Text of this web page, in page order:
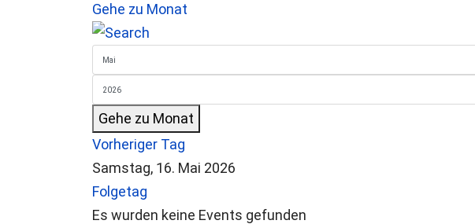
Gehe zu Monat
Gehe zu Monat
Vorheriger Tag
Samstag, 16. Mai 2026
Folgetag
Es wurden keine Events gefunden